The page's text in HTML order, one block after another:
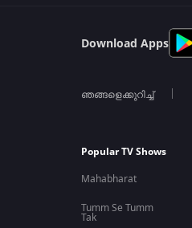
Download Apps
ഞങ്ങളെക്കുറിച്ച്
Popular TV Shows
Mahabharat
Tumm Se Tumm
Tak